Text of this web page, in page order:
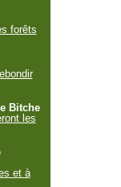
forêts
Bitche
les
et à